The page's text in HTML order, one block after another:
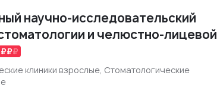
научно-исследовательский
и челюстно-лицевой
клиники взрослые, Стоматологические